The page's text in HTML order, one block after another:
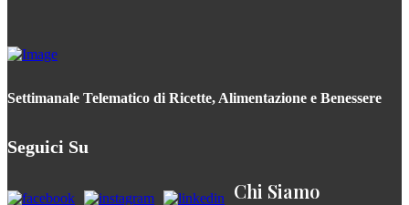
Settimanale Telematico di Ricette, Alimentazione e Benessere
Seguici Su
Chi Siamo